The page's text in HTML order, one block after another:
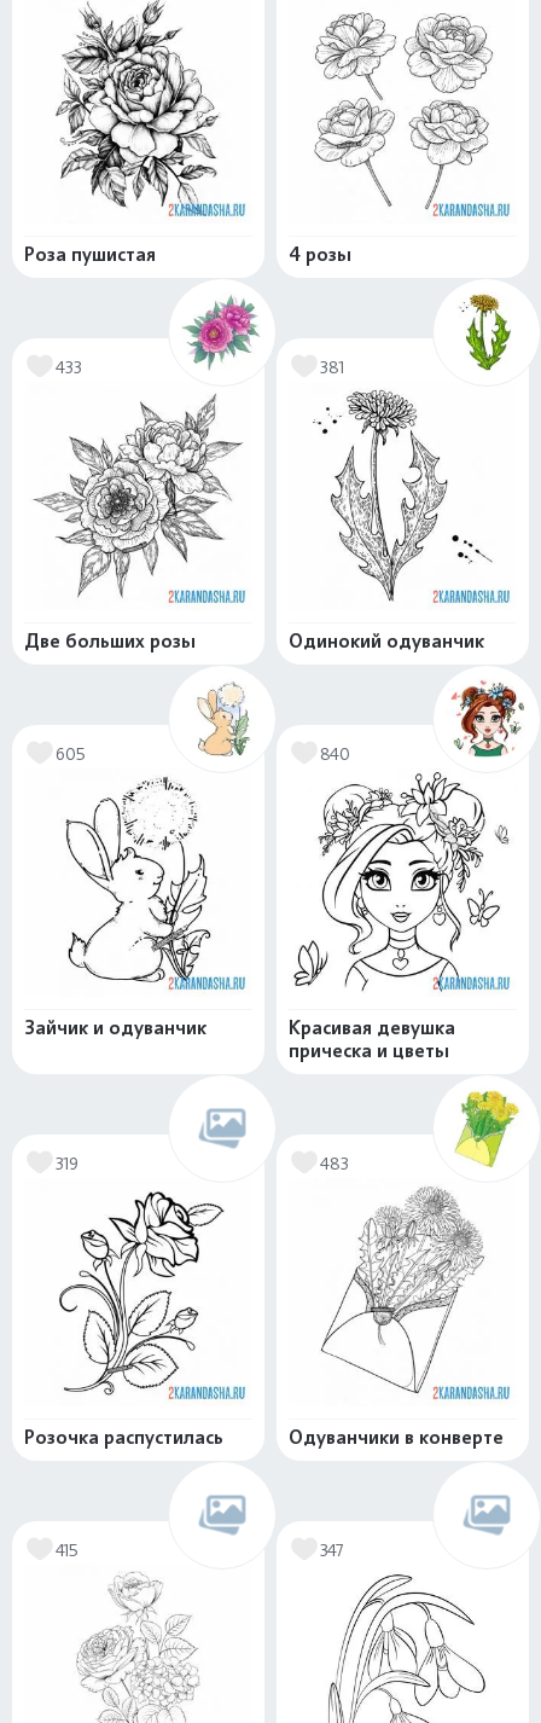
Роза пушистая 4 розы
433
Две больших розы
381
Одинокий одуванчик
605
Зайчик и одуванчик
840
Красивая девушка
прическа и цветы
319
Розочка распустилась
483
Одуванчики в конверте
415 347